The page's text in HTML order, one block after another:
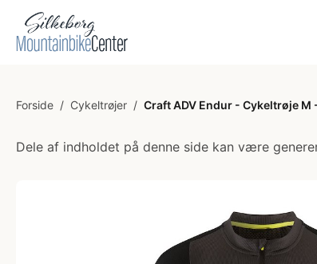
Forside / Cykeltrøjer / Craft ADV Endur - Cykeltrøje
Dele af indholdet på denne side kan være